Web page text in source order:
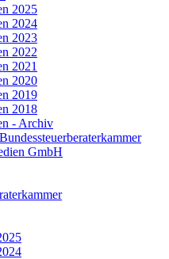
2025
2024
2023
2022
2021
2020
2019
2018
- Archiv
GmbH